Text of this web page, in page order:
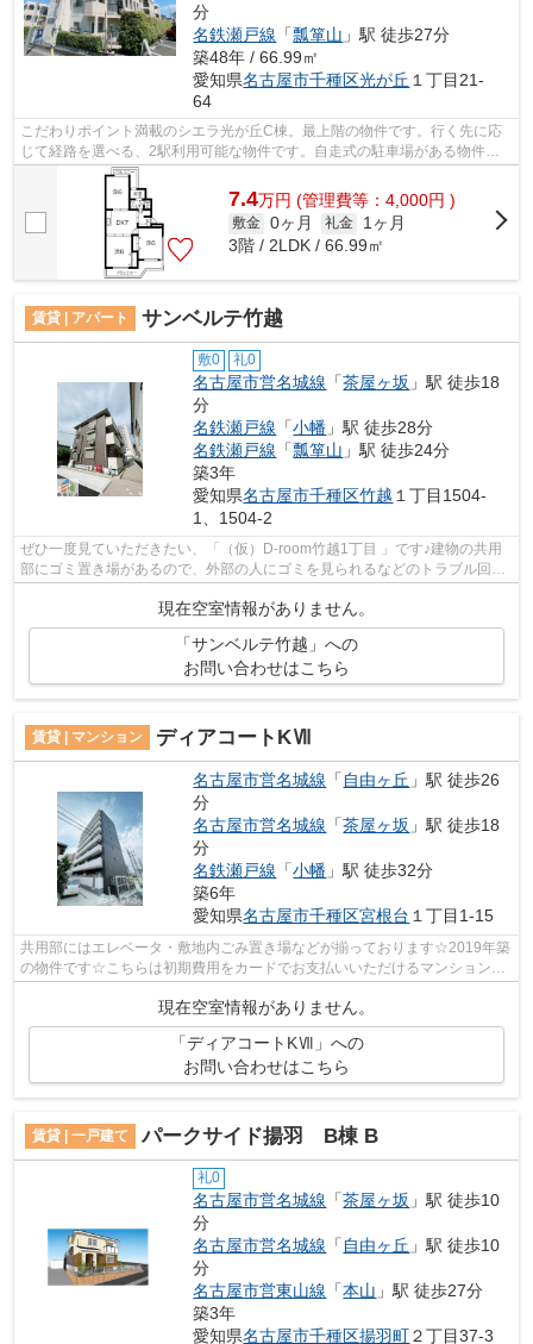
分
名鉄瀬戸線 「瓢箪山 」駅 徒歩27分
築48年 / 66.99㎡
愛知県名古屋市千種区光が丘 １丁目21-
64
こだわりポイント満載のシエラ光が丘C棟。最上階の物件です。行く先に応
じて経路を選べる、2駅利用可能な物件です。自走式の駐車場がある物件で
す。できるだけ早めに不動産情報を集め...
7.4万円 (管理費等：4,000円 )
敷金 0ヶ月 礼金
1ヶ月
3階 / 2LDK / 66.99㎡
賃貸 | アパート サンベルテ竹越
敷0 礼0
名古屋市営名城線 「茶屋ヶ坂 」駅 徒歩18
分
名鉄瀬戸線 「小幡 」駅 徒歩28分
名鉄瀬戸線 「瓢箪山 」駅 徒歩24分
築3年
愛知県名古屋市千種区竹越 １丁目1504-
1、1504-2
ぜひ一度見ていただきたい、「（仮）D-room竹越1丁目 」です♪建物の共用
部にゴミ置き場があるので、外部の人にゴミを見られるなどのトラブル回避
現在空室情報がありません。
「サンベルテ竹越」への
お問い合わせはこちら
賃貸 | マンション ディアコートKⅦ
名古屋市営名城線 「 自由ヶ丘 」駅 徒歩26
分
名古屋市営名城線 「茶屋ヶ坂 」駅 徒歩18
分
名鉄瀬戸線 「小幡 」駅 徒歩32分
築6年
愛知県名古屋市千種区宮根台 １丁目1-15
共用部にはエレベータ・敷地内ごみ置き場などが揃っております☆2019年築
の物件です☆こちらは初期費用をカードでお支払いいただけるマンションで
現在空室情報がありません。
「ディアコートKⅦ」への
お問い合わせはこちら
賃貸 | 一戸建て パークサイド揚羽 B棟 B
礼0
名古屋市営名城線 「茶屋ヶ坂 」駅 徒歩10
分
名古屋市営名城線 「 自由ヶ丘 」駅 徒歩10
分
名古屋市営東山線 「本山 」駅 徒歩27分
築3年
愛知県名古屋市千種区揚羽町２丁目37-3